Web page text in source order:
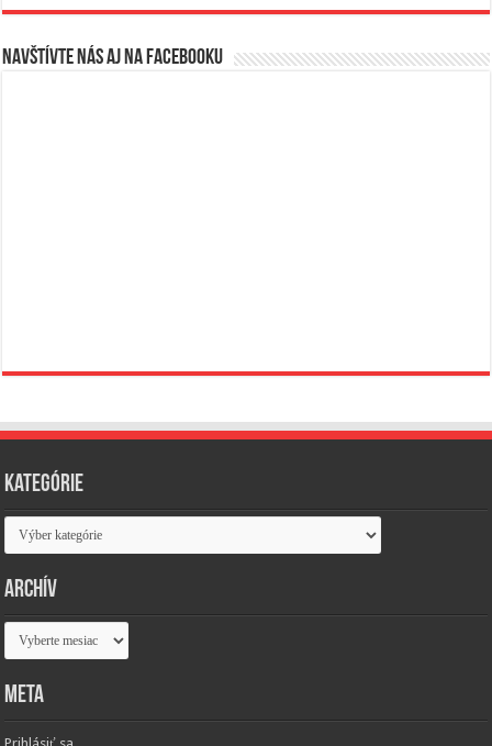
Navštívte nás aj na Facebooku
Kategórie
Kategórie
Archív
Archív
Meta